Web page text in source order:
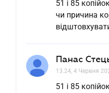
51 і 85
чи причина
Панас
13.24, 4 Червня
51 і 85